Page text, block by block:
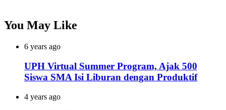
You May Like
6 years ago
UPH Virtual Summer Program, Ajak 500
Siswa SMA Isi Liburan dengan Produktif
4 years ago